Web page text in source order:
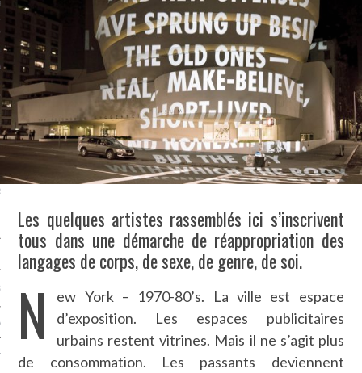
BONHEUR
GUERRE
Les quelques artistes rassemblés ici s’inscrivent
tous dans une démarche de réappropriation des
langages de corps, de sexe, de genre, de soi.
N
ew York – 1970-80’s. La ville est espace
d’exposition. Les espaces publicitaires
urbains restent vitrines. Mais il ne s’agit plus
de consommation. Les passants deviennent